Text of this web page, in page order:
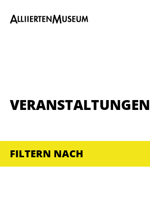
VERANSTALTUNGEN
FILTERN NACH